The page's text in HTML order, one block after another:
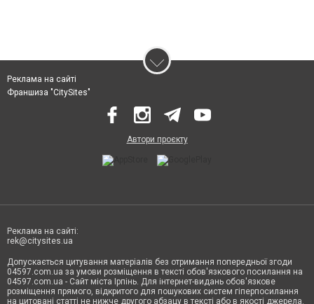
Реклама на сайті
Франшиза "CitySites"
Автори проєкту
Реклама на сайті:
rek@citysites.ua
Допускається цитування матеріалів без отримання попередньої згоди
04597.com.ua за умови розміщення в тексті обов'язкового посилання на
04597.com.ua - Сайт міста Ірпінь. Для інтернет-видань обов'язкове
розміщення прямого, відкритого для пошукових систем гіперпосилання
на цитовані статті не нижче другого абзацу в тексті або в якості джерела.